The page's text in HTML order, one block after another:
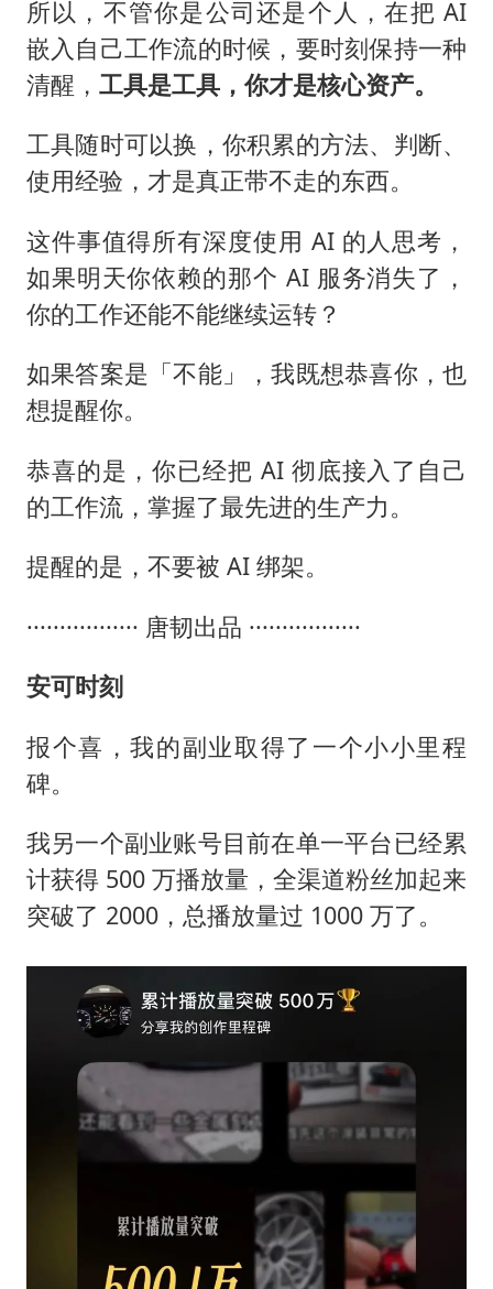
所以，不管你是公司还是个人，在把 AI
嵌入自己工作流的时候，要时刻保持一种
清醒， 工具是工具，你才是核心资产。
工具随时可以换，你积累的方法、判断、
使用经验，才是真正带不走的东西。
这件事值得所有深度使用 AI 的人思考，
如果明天你依赖的那个 AI 服务消失了，
你的工作还能不能继续运转？
如果答案是「不能」，我既想恭喜你，也
想提醒你。
恭喜的是，你已经把 AI 彻底接入了自己
的工作流，掌握了最先进的生产力。
提醒的是，不要被 AI 绑架。
················· 唐韧出品 ·················
安可时刻
报个喜，我的副业取得了一个小小里程
碑。
我另一个副业账号目前在单一平台已经累
计获得 500 万播放量，全渠道粉丝加起来
突破了 2000，总播放量过 1000 万了。